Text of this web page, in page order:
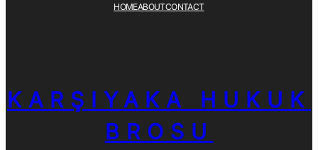
HOMEABOUTCONTACT
KARŞIYAKA HUKUK
BROSU